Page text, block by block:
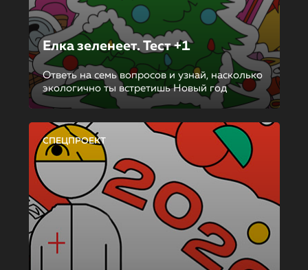
Елка зеленеет. Тест +1
Ответь на семь вопросов и узнай, насколько
экологично ты встретишь Новый год
СПЕЦПРОЕКТ